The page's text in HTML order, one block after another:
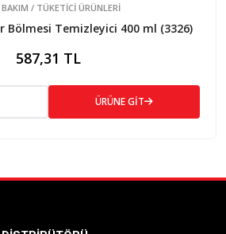
BAKIM / TÜKETİCİ ÜRÜNLERİ
Bölmesi Temizleyici 400 ml (3326)
587,31 TL
ÜRÜNE GİT